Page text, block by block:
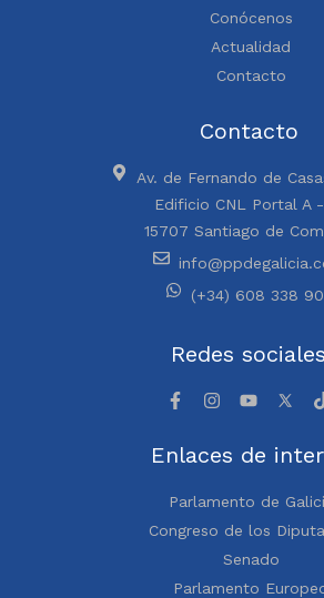
Conócenos
Actualidad
Contacto
Contacto
Av. de Fernando de
Edificio CNL Portal A
15707 Santiago de
(+34) 608 338
Redes sociales
Enlaces de
Parlamento de
Congreso de los
Senado
Parlamento